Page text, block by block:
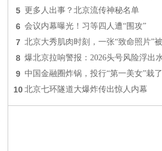
5 更多人出事？北京流传神秘名单
6 会议内幕曝光！习等四人遭“围攻”
7 北京大秀肌肉时刻，一张“致命照片”
8 爆北京拉响警报：2026头号风险浮出
9 中国金融圈炸锅，投行“第一美女”栽了
10 北京七环隧道大爆炸传出惊人内幕